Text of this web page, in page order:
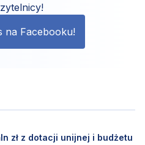
na Facebooku!
zł z dotacji unijnej i budżetu